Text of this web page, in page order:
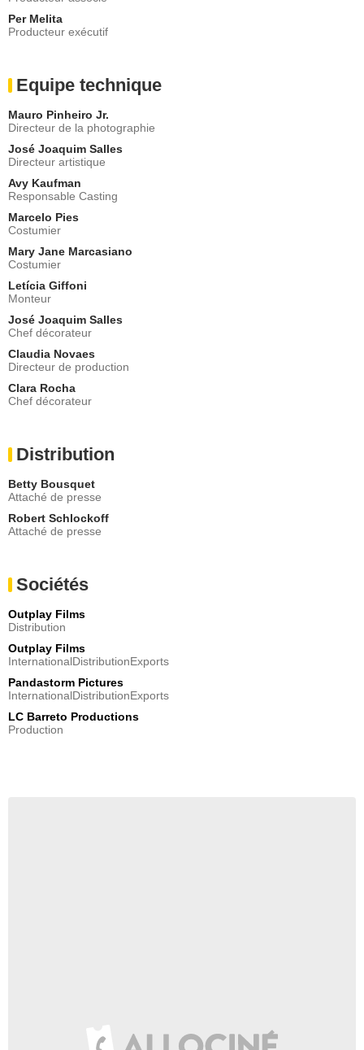
Per Melita
Producteur exécutif
Equipe technique
Mauro Pinheiro Jr.
Directeur de la photographie
José Joaquim Salles
Directeur artistique
Avy Kaufman
Responsable Casting
Marcelo Pies
Costumier
Mary Jane Marcasiano
Costumier
Letícia Giffoni
Monteur
José Joaquim Salles
Chef décorateur
Claudia Novaes
Directeur de production
Clara Rocha
Chef décorateur
Distribution
Betty Bousquet
Attaché de presse
Robert Schlockoff
Attaché de presse
Sociétés
Outplay Films
Distribution
Outplay Films
InternationalDistributionExports
Pandastorm Pictures
InternationalDistributionExports
LC Barreto Productions
Production